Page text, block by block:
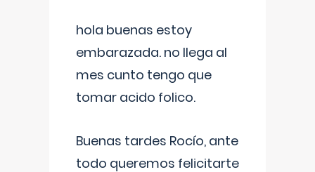
hola buenas estoy
embarazada. no llega al
mes cunto tengo que
tomar acido folico.
Buenas tardes Rocío, ante
todo queremos felicitarte